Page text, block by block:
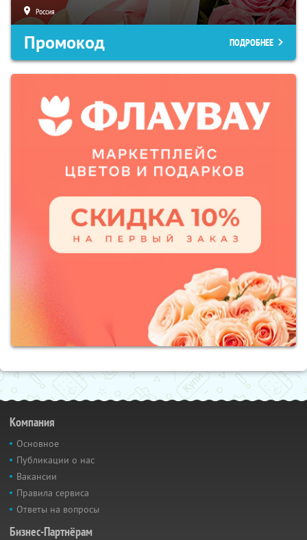
Россия
Промокод ПОДРОБНЕЕ
Компания
Основное
Публикации о нас
Вакансии
Правила сервиса
Ответы на вопросы
Бизнес-Партнёрам